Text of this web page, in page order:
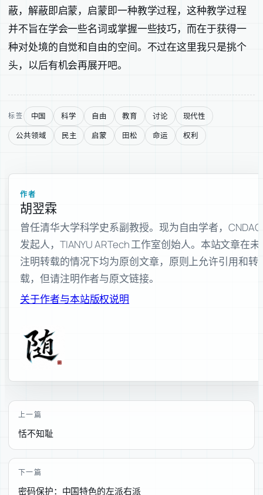
蔽，解蔽即启蒙，启蒙即一种教学过程，这种教学过程
并不旨在学会一些名词或掌握一些技巧，而在于获得一
种对处境的自觉和自由的空间。不过在这里我只是挑个
头，以后有机会再展开吧。
标签 中国 科学 自由 教育 讨论
现代性
公共领域
民主 启蒙 田松 命运 权利
作者
胡翌霖
曾任清华大学科学史系副教授。现为自由学者，CNDAO
发起人，TIANYU ARTech 工作室创始人。本站文章在未
注明转载的情况下均为原创文章，原则上允许引用和转
载，但请注明作者与原文链接。
关于作者与本站版权说明
上一篇
恬不知耻
下一篇
密码保护：中国特色的左派右派